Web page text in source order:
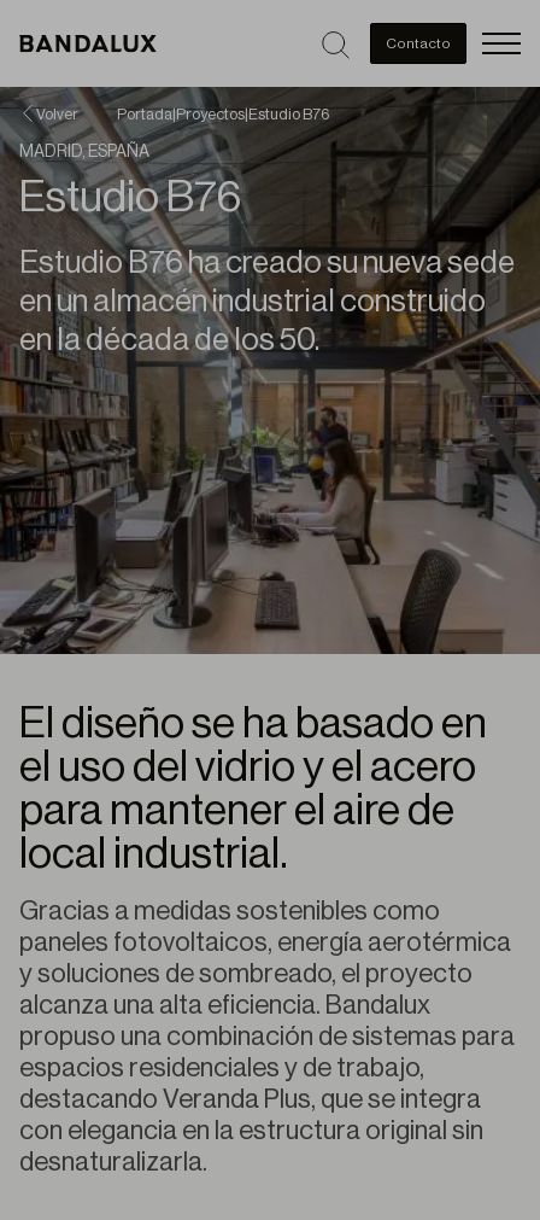
Contacto
Volver Portada|Proyectos|Estudio B76
MADRID, ESPAÑA
Estudio B76
Estudio B76 ha creado su nueva sede
en un almacén industrial construido
en la década de los 50.
El diseño se ha basado en
el uso del vidrio y el acero
para mantener el aire de
local industrial.
Gracias a medidas sostenibles como
paneles fotovoltaicos, energía aerotérmica
y soluciones de sombreado, el proyecto
alcanza una alta eficiencia. Bandalux
propuso una combinación de sistemas para
espacios residenciales y de trabajo,
destacando Veranda Plus, que se integra
con elegancia en la estructura original sin
desnaturalizarla.